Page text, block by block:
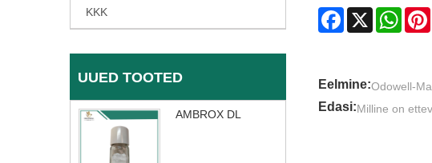
KKK
UUED TOOTED
AMBROX DL
Facebook
X
Eelmine:Odowell-
Edasi:Milline on